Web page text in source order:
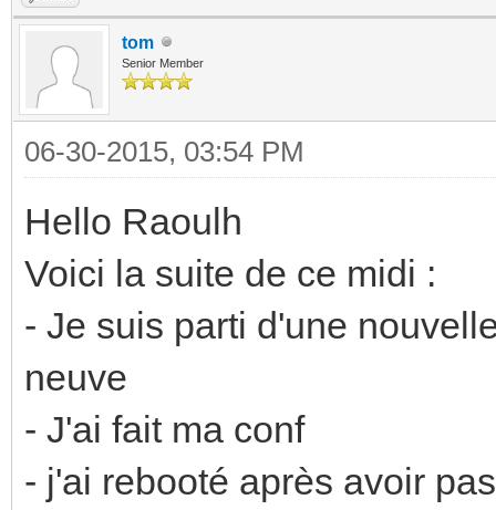
tom
Senior Member
06-30-2015, 03:54 PM
Hello Raoulh
Voici la suite de ce midi :
- Je suis parti d'une
neuve
- J'ai fait ma conf
- j'ai rebooté après avoir